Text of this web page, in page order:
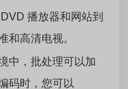
播放器和网站到
和高清电视。
中，批处理可以加
码时，您可以